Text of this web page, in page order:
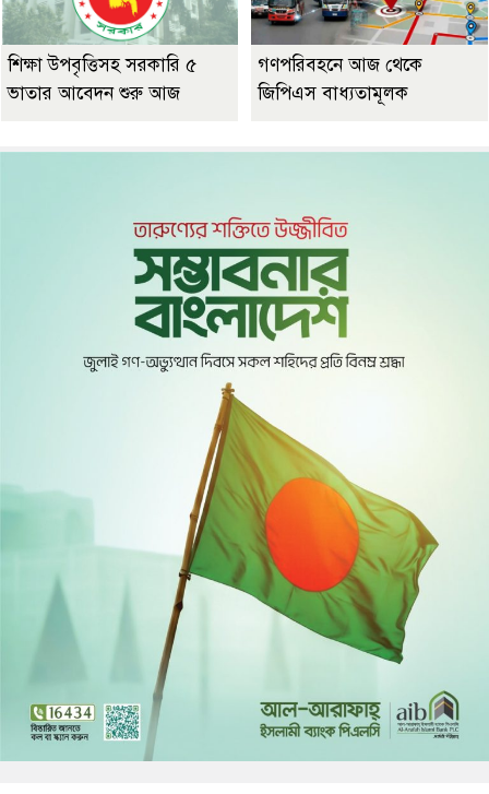
শিক্ষা উপবৃত্তিসহ সরকারি ৫
ভাতার আবেদন শুরু আজ
গণপরিবহনে আজ থেকে
জিপিএস বাধ্যতামূলক